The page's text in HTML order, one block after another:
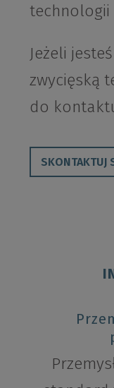
technologii
Jeżeli
zwycięską
do
SKONTAKTUJ